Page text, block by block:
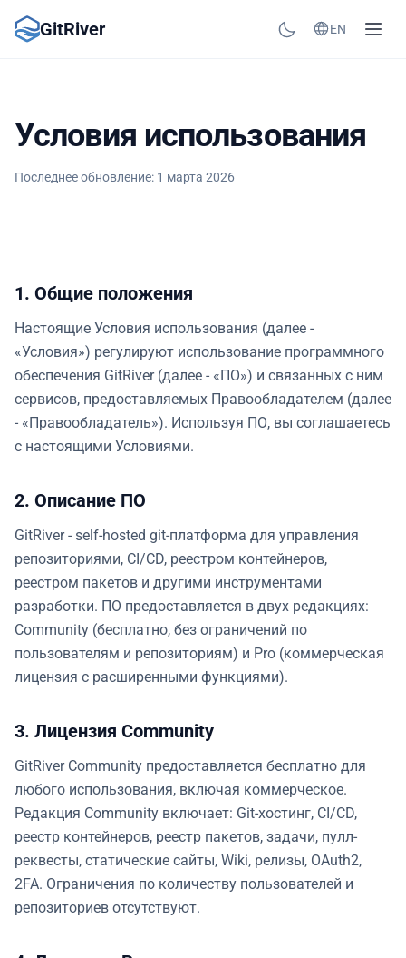
GitRiver EN
Условия использования
Последнее обновление: 1 марта 2026
1. Общие положения
Настоящие Условия использования (далее -
«Условия») регулируют использование программного
обеспечения GitRiver (далее - «ПО») и связанных с ним
сервисов, предоставляемых Правообладателем (далее
- «Правообладатель»). Используя ПО, вы соглашаетесь
с настоящими Условиями.
2. Описание ПО
GitRiver - self-hosted git-платформа для управления
репозиториями, CI/CD, реестром контейнеров,
реестром пакетов и другими инструментами
разработки. ПО предоставляется в двух редакциях:
Community (бесплатно, без ограничений по
пользователям и репозиториям) и Pro (коммерческая
лицензия с расширенными функциями).
3. Лицензия Community
GitRiver Community предоставляется бесплатно для
любого использования, включая коммерческое.
Редакция Community включает: Git-хостинг, CI/CD,
реестр контейнеров, реестр пакетов, задачи, пулл-
реквесты, статические сайты, Wiki, релизы, OAuth2,
2FA. Ограничения по количеству пользователей и
репозиториев отсутствуют.